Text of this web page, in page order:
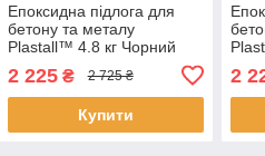
Епоксидна підлога для
бетону та металу
Plastall™ 4.8 кг Чорний
2 225₴ 2 725 ₴
Купити
2